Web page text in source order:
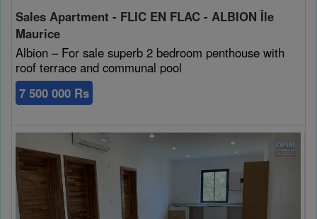
Sales Apartment - FLIC EN FLAC - ALBION Île
Maurice
Albion – For sale superb 2 bedroom penthouse with
roof terrace and communal pool
7 500 000 Rs